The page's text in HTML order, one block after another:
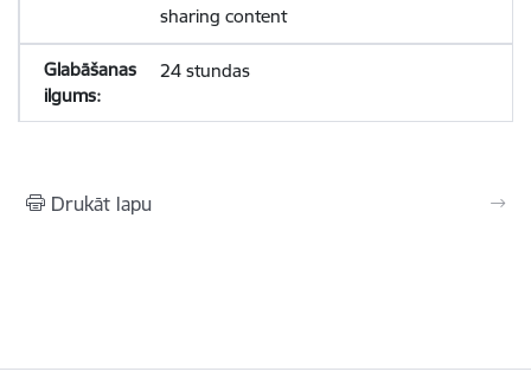
sharing content
24 stundas
Drukāt lapu